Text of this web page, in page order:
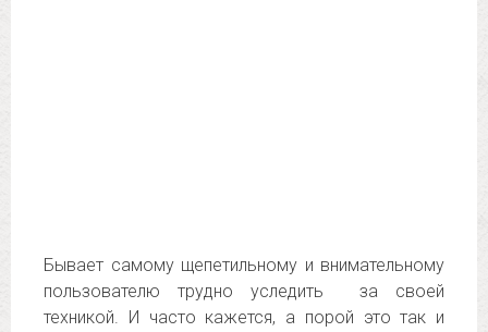
Бывает самому щепетильному и внимательному
пользователю трудно уследить за своей
техникой. И часто кажется, а порой это так и